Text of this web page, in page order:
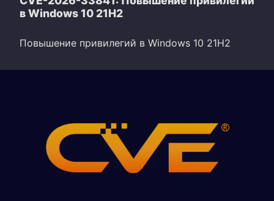
в Windows 10 21H2
Повышение привилегий в Windows 10 21H2